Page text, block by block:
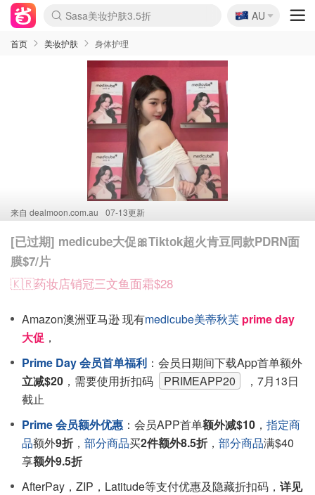
lululemon折扣上新
Sasa美妆护肤3.5折
SSENSE年中3折
FreshBeauty好价汇总
Cettire降价+叠9折
Farfetch折上8折
WWS Coles超市实拍
viagogo二手票捡漏
Myer清仓1折起
The Outnet奢牌1折起
David Jones 3折起
Flannels大牌1折
Perfumes Club护肤1折
AMIRO返校季6.2折
Oweek抽奖送Airpods
Amazon折扣汇总
eToro入金$200送$50
Amazon数码好物
ICONIC本周7.5折
ThedoubleF高奢地板价
Moose Knuckles 6折
丝芙兰5折起
EUFY官网3.7折起
Selenichast首饰2折
Trip机票酒店促销
YSL送5件彩妆礼
Amazon家居好物
BIGBANG巡演开票
David Jones时尚3折
Amazon美妆护肤
雅漾大喷$8
过敏原检测盒$33
伊索独家赠50ml沐浴露
科颜氏清仓3折
SEALIFE海洋馆门票6折
丝塔芙大白罐$16
订阅Newsletter送香薰
Cult Beauty 6.8折
Harrods圣诞日历2.3折
LN-CC奢牌私促3折
d'Alba空姐喷雾$16
EVE LOM套装逆天2折
Bernardelli独家4折
Adore Beauty 6折起
CT圣诞日历
Mytheresa奢品2.7折
Luxury Escapes 9折
Currentbody美容仪9折
卡诗9折+赠4件礼
MOON Garden Live
ALLSAINTS美衣3折
Roborock扫地机3.7折
Tingo Life水杯$24
Valentino官网5折
CR洗发护发6.3折
🇦🇺
AU
首页 美妆护肤 身体护理
来自 dealmoon.com.au 07-13更新
[已过期] medicube大促🎀Tiktok超火肯豆同款PDRN面
膜$7/片
🇰🇷药妆店销冠三文鱼面霜$28
Amazon澳洲亚马逊 现有medicube美蒂秋芙 prime day
大促 ，
Prime Day 会员首单福利 ：会员日期间下载App首单额外
立减$20 ，需要使用折扣码 PRIMEAPP20
，7月13日
截止
Prime 会员额外优惠 ：会员APP首单额外减$10 ， 指定商
品额外9折 ， 部分商品买2件额外8.5折 ， 部分商品满$40
享额外9.5折
AfterPay，ZIP，Latitude等支付优惠及隐藏折扣码， 详见